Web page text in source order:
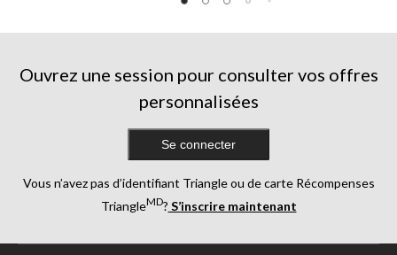
Ouvrez une session pour consulter vos offres
personnalisées
Se connecter
Vous n’avez pas d’identifiant Triangle ou de carte Récompenses
TriangleMD? S’inscrire maintenant